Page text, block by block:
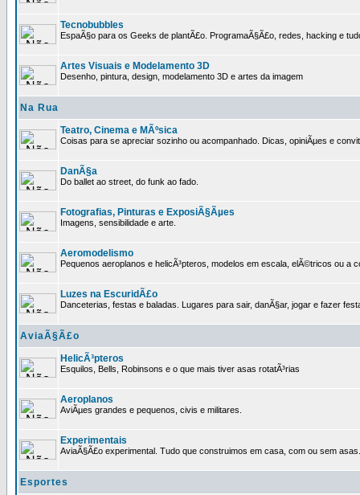
Tecnobubbles
EspaÃ§o para os Geeks de plantÃ£o. ProgramaÃ§Ã£o, redes, hacking e
Artes Visuais e Modelamento 3D
Desenho, pintura, design, modelamento 3D e artes da imagem
Na Rua
Teatro, Cinema e MÃºsica
Coisas para se apreciar sozinho ou acompanhado. Dicas, opiniÃµes e
DanÃ§a
Do ballet ao street, do funk ao fado.
Fotografias, Pinturas e ExposiÃ§Ãµes
Imagens, sensibilidade e arte.
Aeromodelismo
Pequenos aeroplanos e helicÃ³pteros, modelos em escala, elÃ©tricos ou a
Luzes na EscuridÃ£o
Danceterias, festas e baladas. Lugares para sair, danÃ§ar, jogar e fazer
AviaÃ§Ã£o
HelicÃ³pteros
Esquilos, Bells, Robinsons e o que mais tiver asas rotatÃ³rias
Aeroplanos
AviÃµes grandes e pequenos, civis e militares.
Experimentais
AviaÃ§Ã£o experimental. Tudo que construimos em casa, com ou sem asas.
Esportes